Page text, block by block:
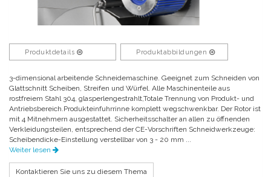
Produktdetails Produktabbildungen
3-dimensional arbeitende Schneidemaschine. Geeignet zum Schneiden von
Glattschnitt Scheiben, Streifen und Würfel. Alle Maschinenteile aus
rostfreiem Stahl 304, glasperlengestrahlt,Totale Trennung von Produkt- und
Antriebsbereich.Produkteinfuhrrinne komplett wegschwenkbar. Der Rotor ist
mit 4 Mitnehmern ausgestattet. Sicherheitsschalter an allen zu öffnenden
Verkleidungsteilen, entsprechend der CE-Vorschriften Schneidwerkzeuge:
Scheibendicke-Einstellung verstellbar von 3 - 20 mm ...
Weiter lesen
Kontaktieren Sie uns zu diesem Thema